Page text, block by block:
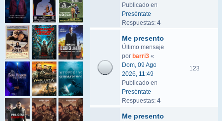
Publicado en
Preséntate
Respuestas: 4
Me presento
Último mensaje
por barri3 «
Dom, 09 Ago
2026, 11:49
Publicado en
Preséntate
Respuestas: 4
123
Me presento